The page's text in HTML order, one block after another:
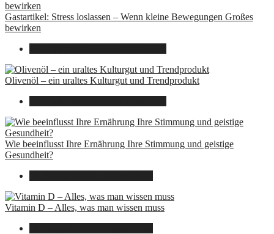
Gastartikel: Stress loslassen – Wenn kleine Bewegungen Großes
bewirken
Olivenöl – ein uraltes Kulturgut und Trendprodukt
Wie beeinflusst Ihre Ernährung Ihre Stimmung und geistige
Gesundheit?
Vitamin D – Alles, was man wissen muss